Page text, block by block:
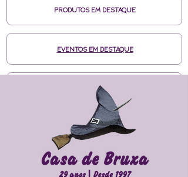
PRODUTOS EM DESTAQUE
EVENTOS EM DESTAQUE
MÍDIAS CASA DE BRUXA
CURSOS ONLINE HOTMART
ENTRE EM CONTATO